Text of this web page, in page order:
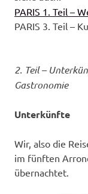
PARIS 1. Teil –
PARIS 3. Teil –
2. Teil –
Gastronomie
Unterkünfte
Wir, also die
im fünften
übernachtet.